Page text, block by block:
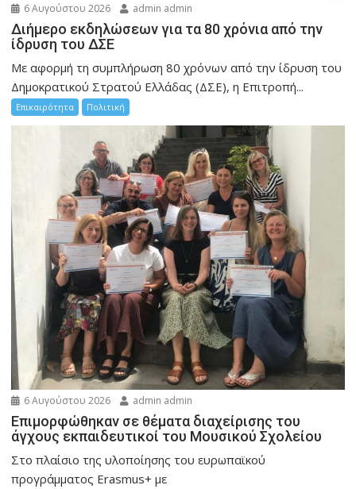
6 Αυγούστου 2026 admin admin
Διήμερο εκδηλώσεων για τα 80 χρόνια από την
ίδρυση του ΔΣΕ
Με αφορμή τη συμπλήρωση 80 χρόνων από την ίδρυση του
Δημοκρατικού Στρατού Ελλάδας (ΔΣΕ), η Επιτροπή...
Επικαιρότητα Πολιτική
6 Αυγούστου 2026 admin admin
Eπιμορφώθηκαν σε θέματα διαχείρισης του
άγχους εκπαιδευτικοί του Μουσικού Σχολείου
Στο πλαίσιο της υλοποίησης του ευρωπαϊκού
προγράμματος Erasmus+ με